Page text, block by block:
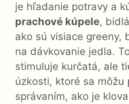
je hľadanie potravy a
prachové kúpele,
ako sú visiace greeny,
na dávkovanie jedla.
stimuluje kurčatá, ale
úzkosti, ktoré sa môžu
správaním, ako je